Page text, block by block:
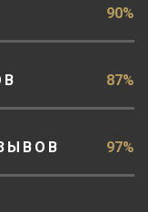
90%
87%
97%